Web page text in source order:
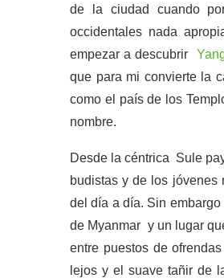
de la ciudad cuando
occidentales nada
empezar a descubrir
que para mi convierte la
como el país de los
nombre.
Desde la céntrica Sule
budistas y de los jóvenes
del día a día. Sin
de Myanmar y un lugar
entre puestos de
lejos y el suave tañir de